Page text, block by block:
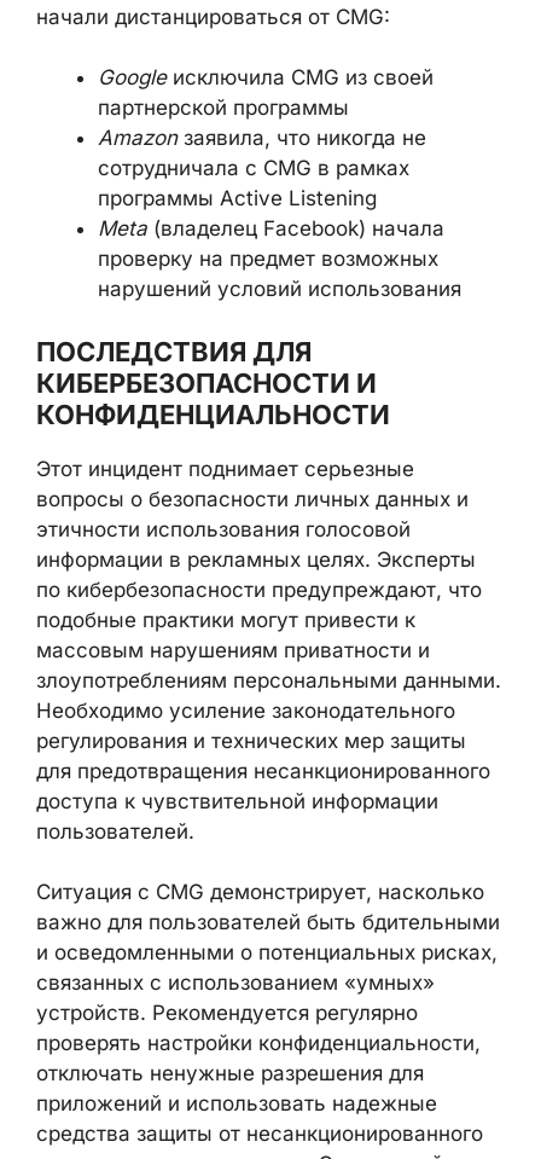
начали дистанцироваться от CMG:
Googleисключила CMG из своей
партнерской программы
Amazonзаявила, что никогда не
сотрудничала с CMG в рамках
программы Active Listening
Meta (владелец Facebook) начала
проверку на предмет возможных
нарушений условий использования
ПОСЛЕДСТВИЯ ДЛЯ
КИБЕРБЕЗОПАСНОСТИ И
КОНФИДЕНЦИАЛЬНОСТИ
Этот инцидент поднимает серьезные
вопросы о безопасности личных данных и
этичности использования голосовой
информации в рекламных целях. Эксперты
по кибербезопасности предупреждают, что
подобные практики могут привести к
массовым нарушениям приватности и
злоупотреблениям персональными данными.
Необходимо усиление законодательного
регулирования и технических мер защиты
для предотвращения несанкционированного
доступа к чувствительной информации
пользователей.
Ситуация с CMG демонстрирует, насколько
важно для пользователей быть бдительными
и осведомленными о потенциальных рисках,
связанных с использованием «умных»
устройств. Рекомендуется регулярно
проверять настройки конфиденциальности,
отключать ненужные разрешения для
приложений и использовать надежные
средства защиты от несанкционированного